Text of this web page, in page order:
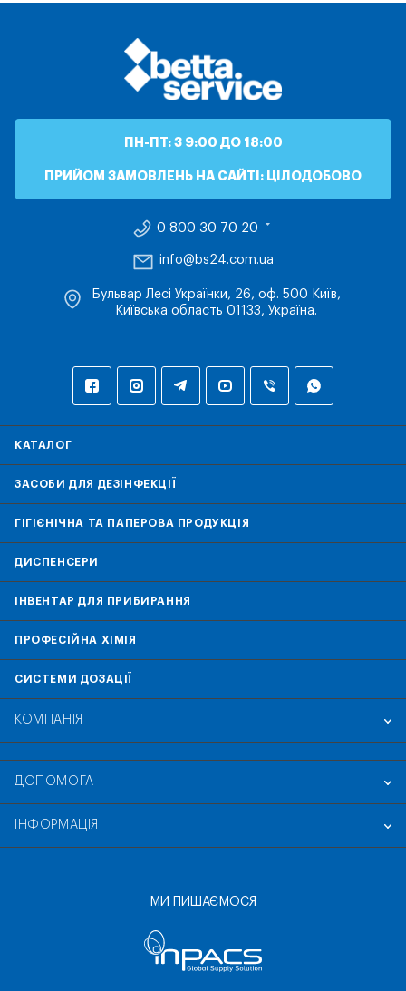
ПН-ПТ: З 9:00 ДО 18:00
ПРИЙОМ ЗАМОВЛЕНЬ НА САЙТІ: ЦІЛОДОБОВО
0 800 30 70 20
info@bs24.com.ua
Бульвар Лесі Українки, 26, оф. 500 Київ,
Київська область 01133, Україна.
КАТАЛОГ
ЗАСОБИ ДЛЯ ДЕЗІНФЕКЦІЇ
ГІГІЄНІЧНА ТА ПАПЕРОВА ПРОДУКЦІЯ
ДИСПЕНСЕРИ
ІНВЕНТАР ДЛЯ ПРИБИРАННЯ
ПРОФЕСІЙНА ХІМІЯ
СИСТЕМИ ДОЗАЦІЇ
КОМПАНІЯ
ДОПОМОГА
ІНФОРМАЦІЯ
МИ ПИШАЄМОСЯ